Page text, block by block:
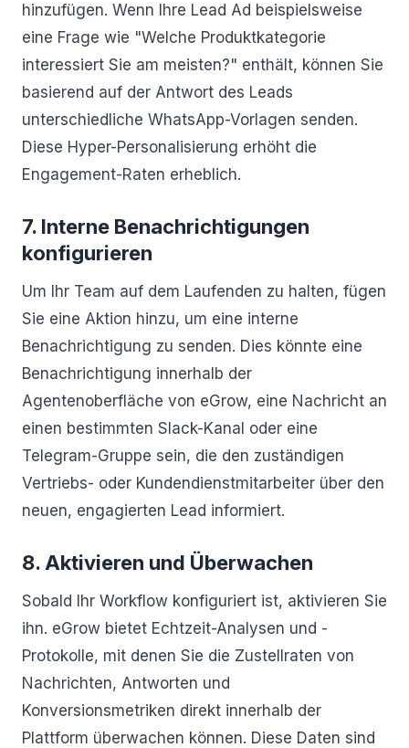
hinzufügen. Wenn Ihre Lead Ad beispielsweise
eine Frage wie "Welche Produktkategorie
interessiert Sie am meisten?" enthält, können Sie
basierend auf der Antwort des Leads
unterschiedliche WhatsApp-Vorlagen senden.
Diese Hyper-Personalisierung erhöht die
Engagement-Raten erheblich.
7. Interne Benachrichtigungen
konfigurieren
Um Ihr Team auf dem Laufenden zu halten, fügen
Sie eine Aktion hinzu, um eine interne
Benachrichtigung zu senden. Dies könnte eine
Benachrichtigung innerhalb der
Agentenoberfläche von eGrow, eine Nachricht an
einen bestimmten Slack-Kanal oder eine
Telegram-Gruppe sein, die den zuständigen
Vertriebs- oder Kundendienstmitarbeiter über den
neuen, engagierten Lead informiert.
8. Aktivieren und Überwachen
Sobald Ihr Workflow konfiguriert ist, aktivieren Sie
ihn. eGrow bietet Echtzeit-Analysen und -
Protokolle, mit denen Sie die Zustellraten von
Nachrichten, Antworten und
Konversionsmetriken direkt innerhalb der
Plattform überwachen können. Diese Daten sind